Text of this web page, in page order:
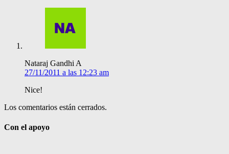
Nataraj Gandhi A
27/11/2011 a las 12:23 am
Nice!
Los comentarios están cerrados.
Con el apoyo